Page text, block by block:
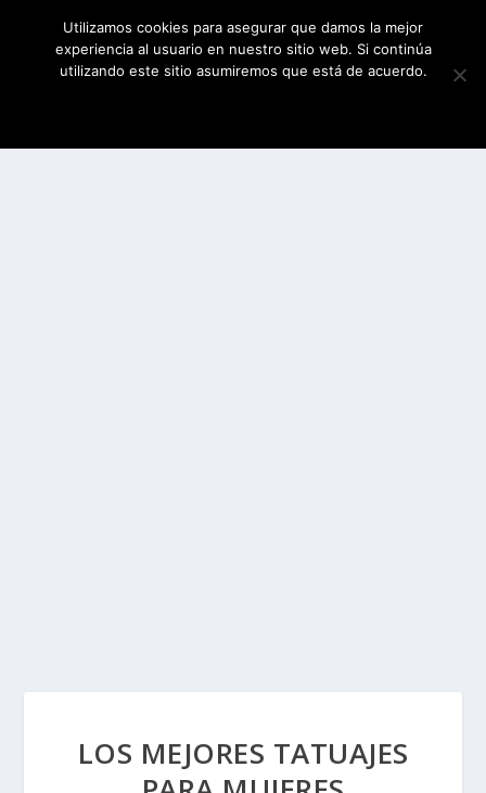
LOS MEJORES TATUAJES
Utilizamos cookies para asegurar que damos la mejor
experiencia al usuario en nuestro sitio web. Si continúa
utilizando este sitio asumiremos que está de acuerdo.